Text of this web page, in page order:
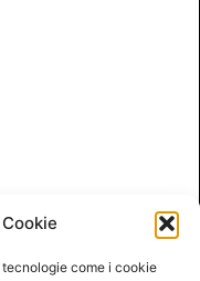
come i cookie